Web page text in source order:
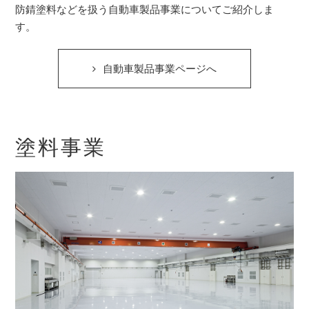
防錆塗料などを扱う自動車製品事業についてご紹介しま
す。
自動車製品事業ページへ
塗料事業